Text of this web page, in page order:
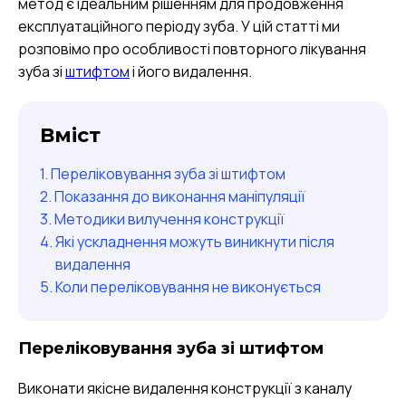
експлуатаційного періоду зуба. У цій статті ми
розповімо про особливості повторного лікування
зуба зіштифтомі його видалення.
Вміст
Переліковування зуба зі штифтом
Показання до виконання маніпуляції
Методики вилучення конструкції
Які ускладнення можуть виникнути після
видалення
Коли переліковування не виконується
Переліковування зуба зі штифтом
Виконати якісне видалення конструкції з каналу